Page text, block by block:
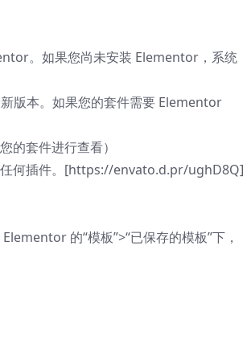
。如果您尚未安装 Elementor，系统
版本。如果您的套件需要 Elementor
的套件进行查看）
任何插件。[https://envato.d.pr/ughD8Q]
的“模板”>“已保存的模板”下，